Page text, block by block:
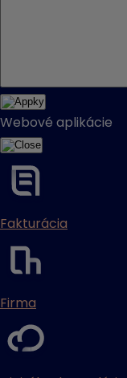
Webové aplikácie
Fakturácia
Firma